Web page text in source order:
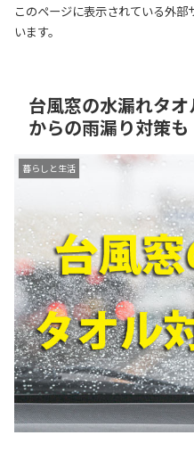
このページに表示されている外
います。
台風窓の水漏れタ
からの雨漏り対策も
暮らしと生活